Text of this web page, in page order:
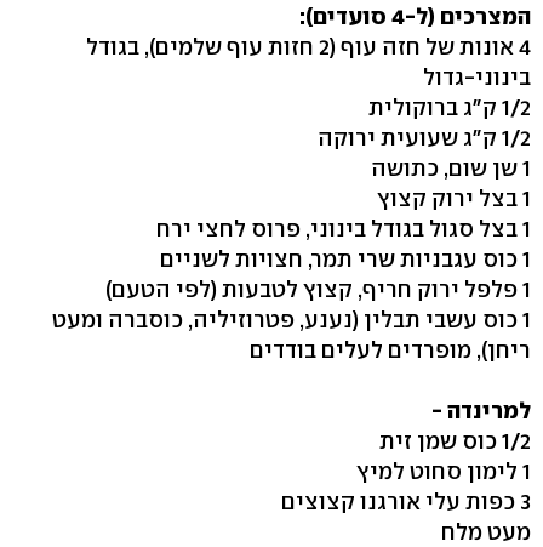
המצרכים (ל-4 סועדים):
4 אונות של חזה עוף (2 חזות עוף שלמים), בגודל
בינוני-גדול
1/2 ק"ג ברוקולית
1/2 ק"ג שעועית ירוקה
1 שן שום, כתושה
1 בצל ירוק קצוץ
1 בצל סגול בגודל בינוני, פרוס לחצי ירח
1 כוס עגבניות שרי תמר, חצויות לשניים
1 פלפל ירוק חריף, קצוץ לטבעות (לפי הטעם)
1 כוס עשבי תבלין (נענע, פטרוזיליה, כוסברה ומעט
ריחן), מופרדים לעלים בודדים
למרינדה -
1/2 כוס שמן זית
1 לימון סחוט למיץ
3 כפות עלי אורגנו קצוצים
מעט מלח